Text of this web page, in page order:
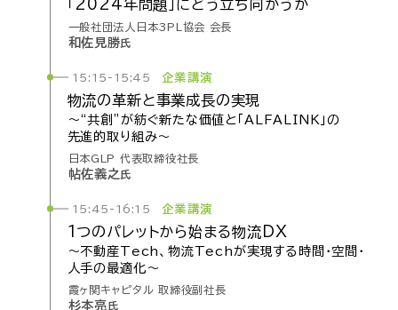
「2024年問題」にどう立ち向かうか
一般社団法人日本3PL協会 会長
和佐見勝氏
15:15-15:45企業講演
物流の革新と事業成長の実現
～“共創”が紡ぐ新たな価値と
「ALFALINK」の
先進的取り組み～
日本GLP 代表取締役社長
帖佐義之氏
15:45-16:15企業講演
1つの パレットから始まる物流DX
～不動産Tech、物流Techが実現する 時間・ 空間・
人手の最適化～
霞ヶ関キャピタル 取締役副社長
杉本亮氏